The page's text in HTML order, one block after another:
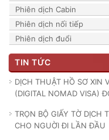
Phiên dịch Cabin
Phiên dịch nối tiếp
Phiên dịch đuổi
TIN TỨC
DỊCH THUẬT HỒ SƠ XIN
(DIGITAL NOMAD VISA)
TRỌN BỘ GIẤY TỜ DỊCH
CHO NGUỜI ĐI LẦN ĐẦU